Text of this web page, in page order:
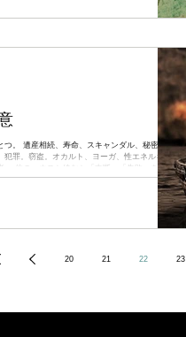
。 遺産相続、寿命、スキャンダル、秘密。結
犯罪。窃盗。オカルト、ヨーガ、性エネルギー。
。 他のハウスと絡むと「中断」「失敗」をあら
ネーション→学業の中断、転科 10-8のコ...
20 21 22 23